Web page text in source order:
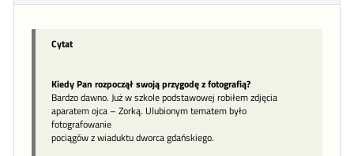
Cytat
Kiedy Pan rozpoczął swoją przygodę z fotografią?
Bardzo dawno. Już w szkole podstawowej robiłem zdjęcia
aparatem ojca – Zorką. Ulubionym tematem było
fotografowanie
pociągów z wiaduktu dworca gdańskiego.